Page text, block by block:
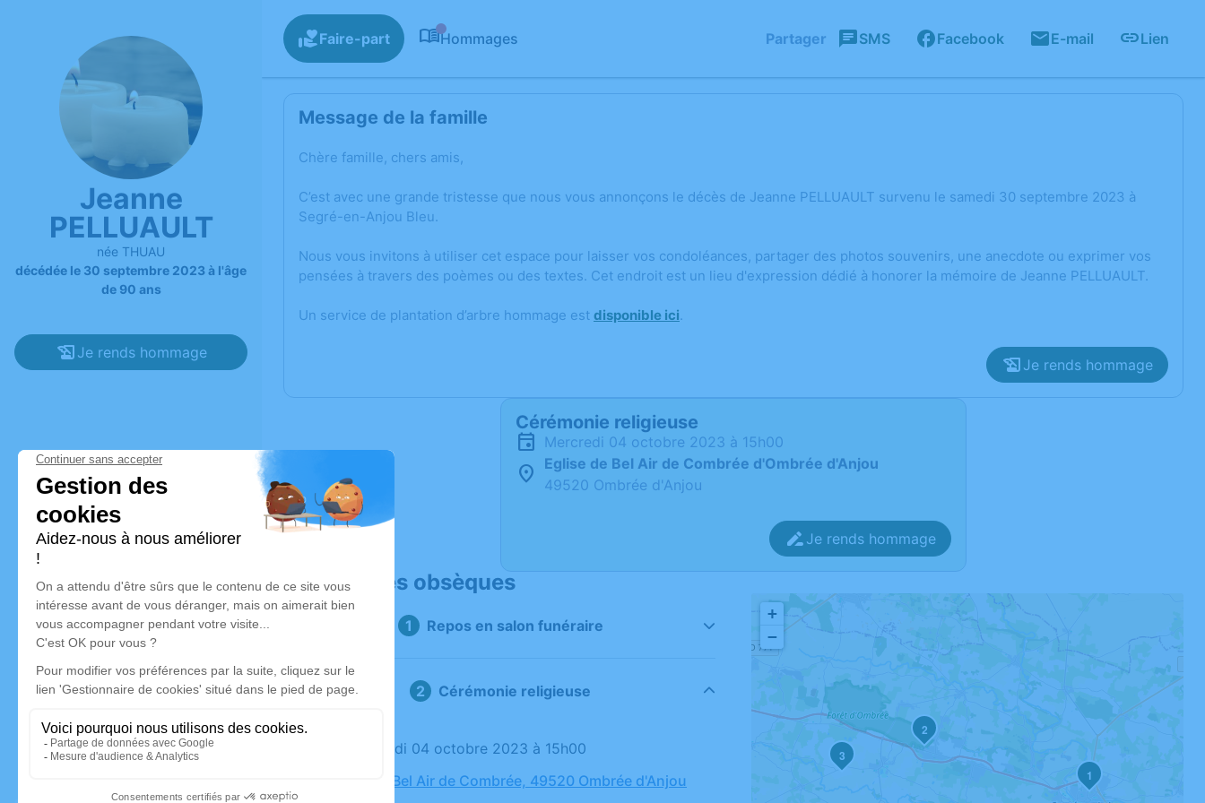
Jeanne
PELLUAULT
née THUAU
décédée le 30 septembre 2023 à l'âge
de 90 ans
Je rends hommage
Faire-part Hommages Partager SMS Facebook E-mail Lien
Message de la famille
Chère famille, chers amis,
C’est avec une grande tristesse que nous vous annonçons le décès de Jeanne PELLUAULT survenu le samedi 30 septembre 2023 à
Segré-en-Anjou Bleu.
Nous vous invitons à utiliser cet espace pour laisser vos condoléances, partager des photos souvenirs, une anecdote ou exprimer vos
pensées à travers des poèmes ou des textes. Cet endroit est un lieu d'expression dédié à honorer la mémoire de Jeanne PELLUAULT.
Un service de plantation d’arbre hommage est disponible ici.
Je rends hommage
Cérémonie religieuse
mercredi 04 octobre 2023 à 15h00
Eglise de Bel Air de Combrée d'Ombrée d'Anjou
49520 Ombrée d'Anjou
Je rends hommage
Déroulé des obsèques
Repos en salon funéraire
Cérémonie religieuse
Le mercredi 04 octobre 2023 à 15h00
Eglise de Bel Air de Combrée, 49520 Ombrée d'Anjou
1
2
3
+
−